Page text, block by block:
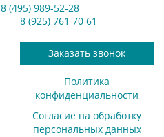
8 (495) 989-52-28
8 (925) 761 70 61
Заказать звонок
Политика
конфиденциальности
Согласие на обработку
персональных данных